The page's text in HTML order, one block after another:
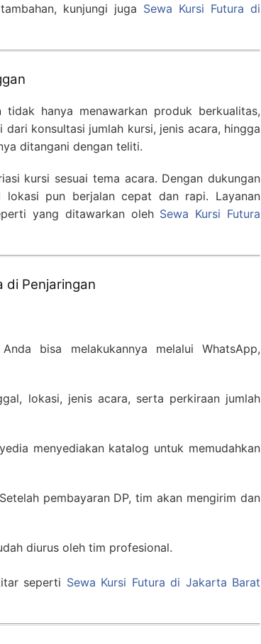
kunjungi juga Sewa Kursi Futura di
tidak hanya menawarkan produk berkualitas,
konsultasi jumlah kursi, jenis acara, hingga
ditangani dengan teliti.
kursi sesuai tema acara. Dengan dukungan
pun berjalan cepat dan rapi. Layanan
yang ditawarkan oleh Sewa Kursi Futura
di Penjaringan
Anda bisa melakukannya melalui WhatsApp,
lokasi, jenis acara, serta perkiraan jumlah
menyediakan katalog untuk memudahkan
Setelah pembayaran DP, tim akan mengirim dan
diurus oleh tim profesional.
seperti Sewa Kursi Futura di Jakarta Barat